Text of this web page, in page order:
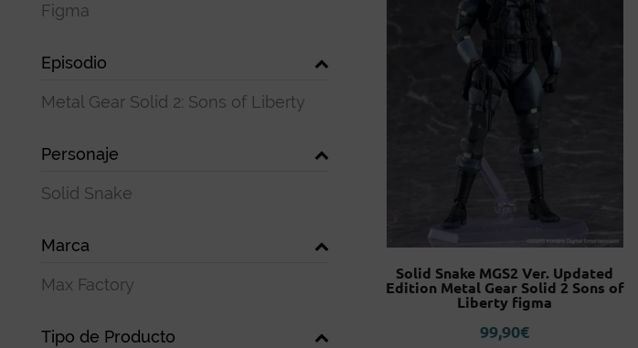
Solid Snake MGS2 Ver. Updated
Edition Metal Gear Solid 2 Sons of
Liberty figma
99,90€
Figma
Episodio
Metal Gear Solid 2: Sons of Liberty
Personaje
Solid Snake
Marca
Max Factory
Tipo de Producto